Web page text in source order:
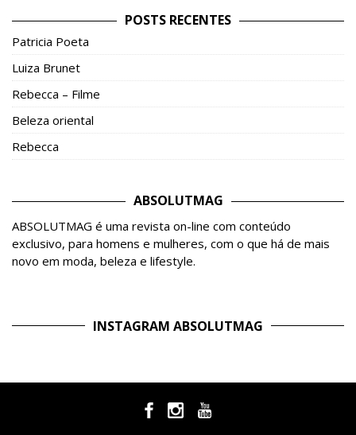
POSTS RECENTES
Patricia Poeta
Luiza Brunet
Rebecca – Filme
Beleza oriental
Rebecca
ABSOLUTMAG
ABSOLUTMAG é uma revista on-line com conteúdo
exclusivo, para homens e mulheres, com o que há de mais
novo em moda, beleza e lifestyle.
INSTAGRAM ABSOLUTMAG